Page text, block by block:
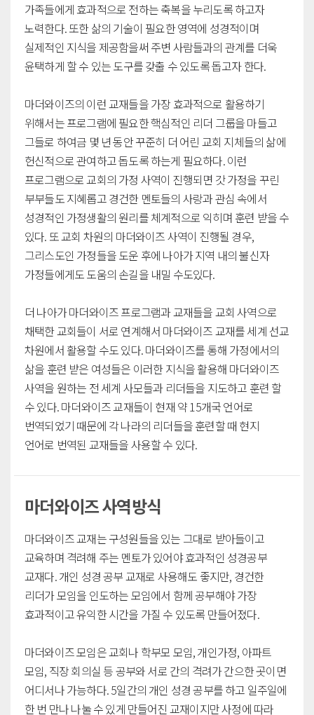
가족들에게 효과적으로 전하는 축복을 누리도록 하고자
노력한다. 또한 삶의 기술이 필요한 영역에 성경적이며
실제적인 지식을 제공함을써 주변 사람들과의 관계를 더욱
윤택하게 할 수 있는 도구를 갖출 수 있도록 돕고자 한다.
마더와이즈의 이런 교재들을 가장 효과적으로 활용하기
위해서는 프로그램에 필요한 핵심적인 리더 그룹을 마들고
그들로 하여금 몇 년 동안 꾸준히 더 어린 교회 지체들의 삶에
헌신적으로 관여하고 돕도록 하는게 필요하다. 이런
프로그램으로 교회의 가정 사역이 진행되면 갓 가정을 꾸린
부부들도 지혜롭고 경건한 멘토들의 사랑과 관심 속에서
성경적인 가정생활의 원리를 체계적으로 익히며 훈련 받을 수
있다. 또 교회 차원의 마더와이즈 사역이 진행될 경우,
그리스도인 가정들을 도운 후에 나아가 지역 내의 불신자
가정들에게도 도움의 손길을 내밀 수도있다.
더 나아가 마더와이즈 프로그램과 교재들을 교회 사역으로
채택한 교회들이 서로 연계해서 마더와이즈 교재를 세계 선교
차원에서 활용할 수도 있다. 마더와이즈를 통해 가정에서의
삶을 훈련 받은 여성들은 이러한 지식을 활용해 마더와이즈
사역을 원하는 전 세계 사모들과 리더들을 지도하고 훈련 할
수 있다. 마더와이즈 교재들이 현재 약 15개국 언어로
번역되었기 때문에 각 나라의 리더들을 훈련할 때 현지
언어로 번역된 교재들을 사용할 수 있다.
마더와이즈 사역방식
마더와이즈 교재는 구성원들을 있는 그대로 받아들이고
교육하며 격려해 주는 멘토가 있어야 효과적인 성경공부
교재다. 개인 성경 공부 교재로 사용해도 좋지만, 경건한
리더가 모임을 인도하는 모임에서 함께 공부해야 가장
효과적이고 유익한 시간을 가질 수 있도록 만들어졌다.
마더와이즈 모임은 교회나 학부모 모임, 개인가정, 아파트
모임, 직장 회의실 등 공부와 서로 간의 격려가 간으한 곳이면
어디서나 가능하다. 5일간의 개인 성경 공부를 하고 일주일에
한 번 만나 나눌 수 있게 만들어진 교재이지만 사정에 따라